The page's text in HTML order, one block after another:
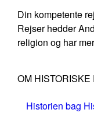
Din kompetente
Rejser hedder
religion og har
OM HISTORISKE
Historien bag